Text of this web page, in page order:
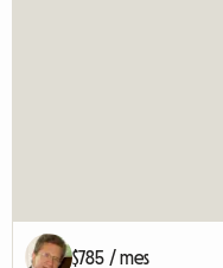
$785 / mes